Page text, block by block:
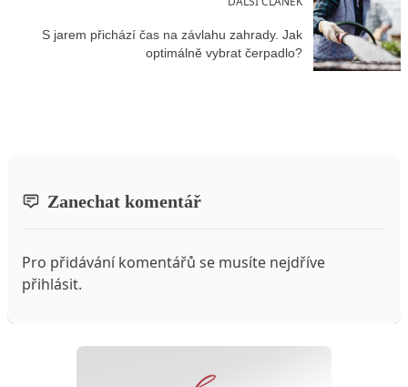
S jarem přichází čas na závlahu zahrady. Jak
optimálně vybrat čerpadlo?
Zanechat komentář
Pro přidávání komentářů se musíte nejdříve
přihlásit.